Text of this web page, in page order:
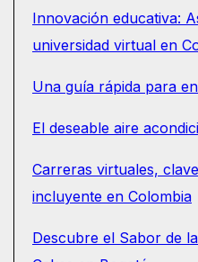
Innovación educativa:
universidad virtual en
Una guía rápida para
El deseable aire
Carreras virtuales,
incluyente en Colombia
Descubre el Sabor de